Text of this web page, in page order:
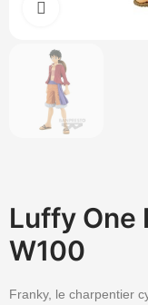
Cliquez pour
Luffy One
W100
Franky, le charpentier